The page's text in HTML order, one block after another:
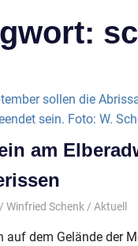
am
Winfried Schenk Aktuell
auf dem Gelände der